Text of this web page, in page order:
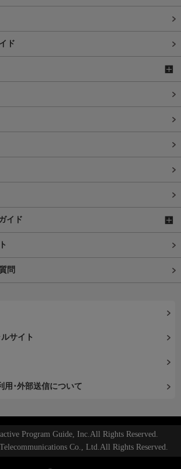
ド
イド
問
サイト
用･外部送信について
Program Guide, Inc.All Rights Reserved.
Co., Ltd.All Rights Reserved.